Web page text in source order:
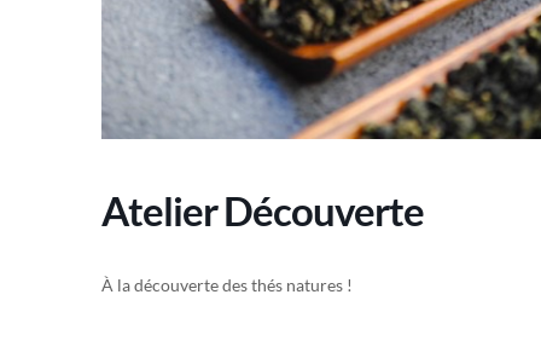
Atelier Découverte
À la découverte des thés natures !